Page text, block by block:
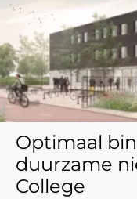
Optimaal
duurzame
College